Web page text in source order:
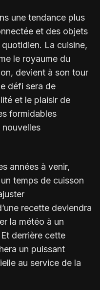
une tendance plus
et des objets
La cuisine,
le royaume du
devient à son tour
défi sera de
et le plaisir de
formidables
années à venir,
temps de cuisson
recette deviendra
la météo à un
derrière cette
un puissant
au service de la